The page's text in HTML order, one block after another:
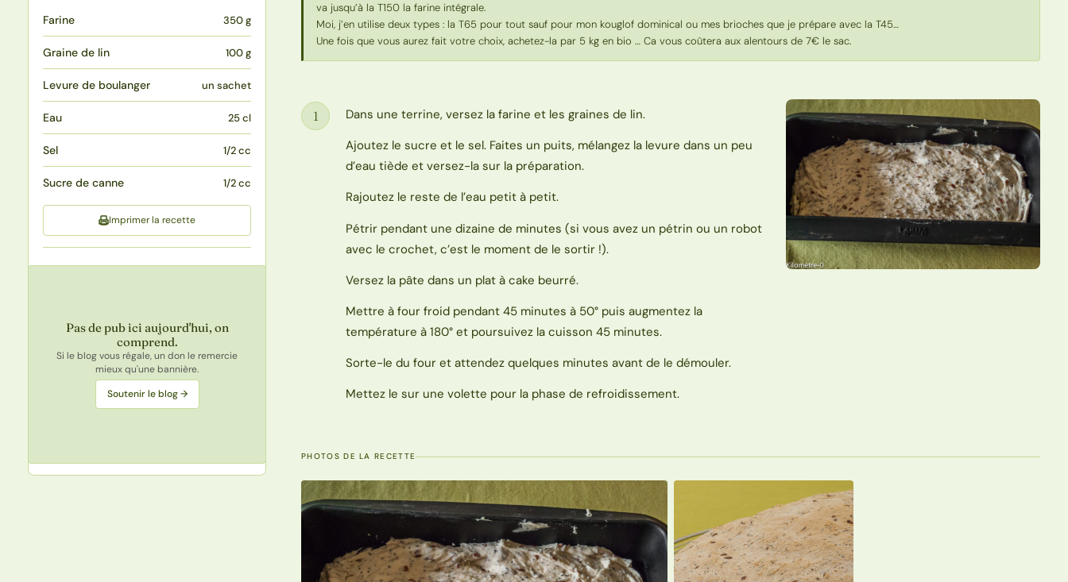
Farine 350 g
Graine de lin 100 g
Levure de boulanger un sachet
Eau 25 cl
Sel 1/2 cc
Sucre de canne 1/2 cc
Imprimer la recette
Pas de pub ici aujourd'hui, on
comprend.
Si le blog vous régale, un don le remercie
mieux qu'une bannière.
Soutenir le blog →
va jusqu’à la T150 la farine intégrale.
Moi, j’en utilise deux types : la T65 pour tout sauf pour mon kouglof dominical ou mes brioches que je prépare avec la T45…
Une fois que vous aurez fait votre choix, achetez-la par 5 kg en bio … Ca vous coûtera aux alentours de 7€ le sac.
Étape
1
Dans une terrine, versez la farine et les graines de lin.
Ajoutez le sucre et le sel. Faites un puits, mélangez la levure dans un peu
d’eau tiède et versez-la sur la préparation.
Rajoutez le reste de l’eau petit à petit.
Pétrir pendant une dizaine de minutes (si vous avez un pétrin ou un robot
avec le crochet, c’est le moment de le sortir !).
Versez la pâte dans un plat à cake beurré.
Mettre à four froid pendant 45 minutes à 50° puis augmentez la
température à 180° et poursuivez la cuisson 45 minutes.
Sorte-le du four et attendez quelques minutes avant de le démouler.
Mettez le sur une volette pour la phase de refroidissement.
PHOTOS DE LA RECETTE